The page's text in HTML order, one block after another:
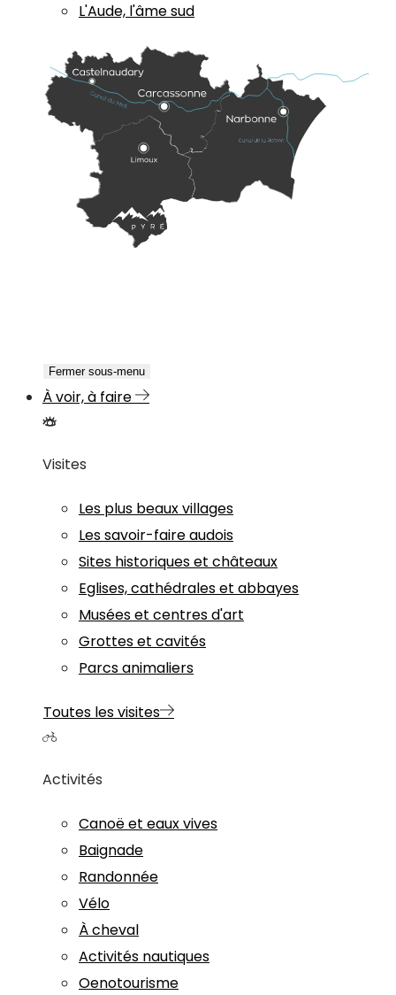
L'Aude, l'âme sud
Fermer sous-menu
À voir, à faire
Visites
Les plus beaux villages
Les savoir-faire audois
Sites historiques et châteaux
Eglises, cathédrales et abbayes
Musées et centres d'art
Grottes et cavités
Parcs animaliers
Toutes les visites
Activités
Canoë et eaux vives
Baignade
Randonnée
Vélo
À cheval
Activités nautiques
Oenotourisme